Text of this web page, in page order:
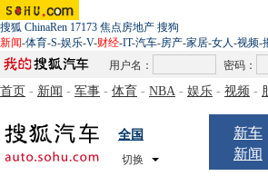
搜狐 ChinaRen 17173 焦点房地产 搜狗
新闻-体育-S-娱乐-V-财经-IT-汽车-房产-家居-女人-视频-
用户名：
密码：
首页 - 新闻 - 军事 - 体育 - NBA - 娱乐 - 视频 -
全国
切换
新车
新闻